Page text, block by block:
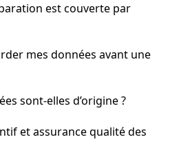
est couverte par
mes données avant une
sont-elles d’origine ?
et assurance qualité des